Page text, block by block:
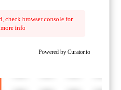
check browser console for
more info
Powered by Curator.io